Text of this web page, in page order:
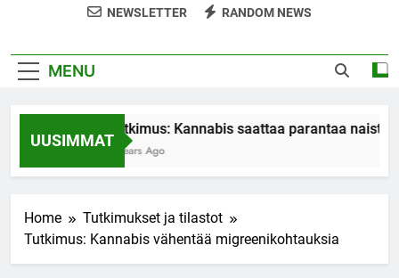
NEWSLETTER RANDOM NEWS
MENU
UUSIMMAT
Tutkimus: Kannabis saattaa parantaa naisten
7 Years Ago
Home
Tutkimukset ja tilastot
Tutkimus: Kannabis vähentää migreenikohtauksia